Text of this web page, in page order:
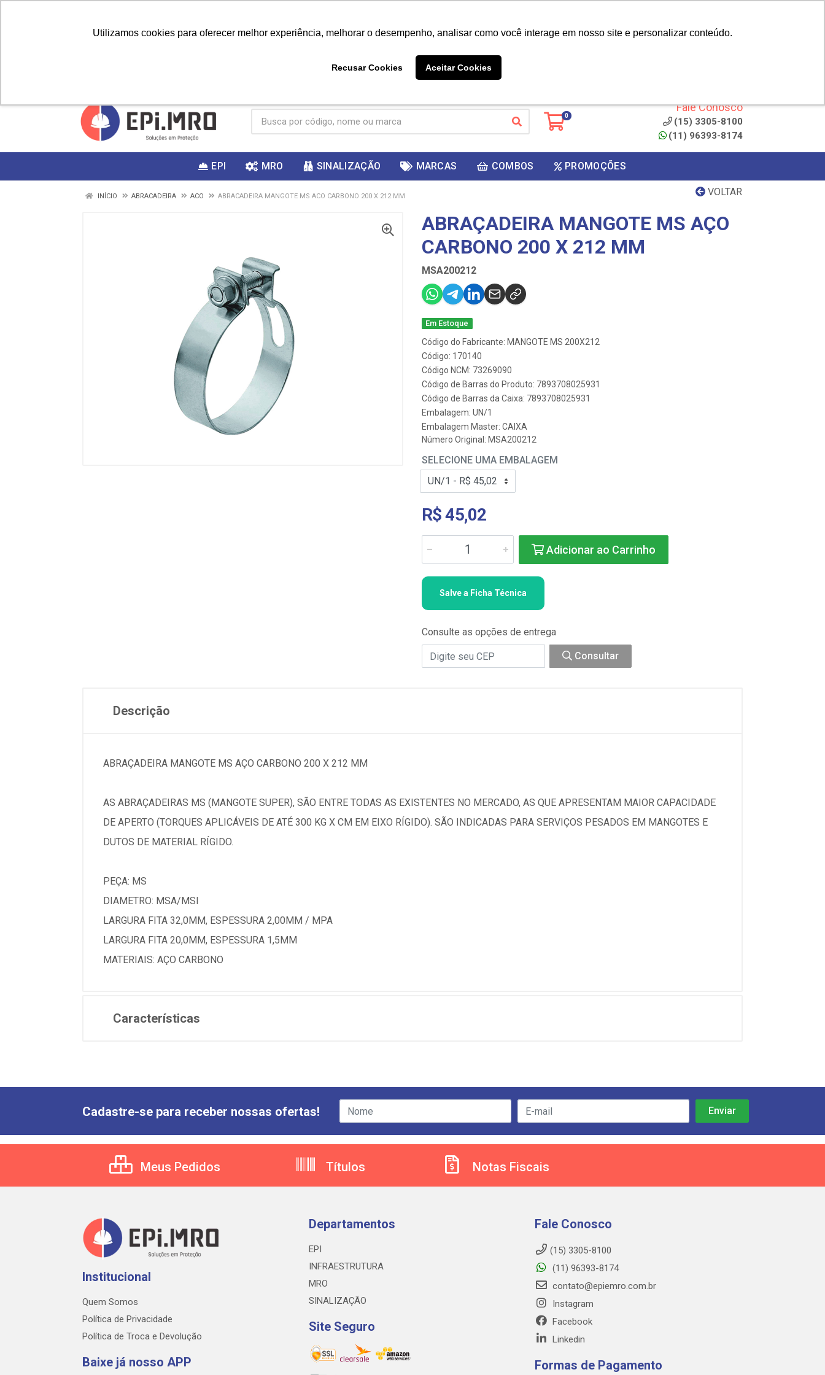
Utilizamos cookies para oferecer melhor experiência, melhorar o desempenho, analisar como você interage em nosso site e personalizar conteúdo.
Recusar Cookies Aceitar Cookies
ganhar
0
Fale Conosco
(15) 3305-8100
(11) 96393-8174
EPI MRO SINALIZAÇÃO MARCAS COMBOS PROMOÇÕES
VOLTAR
INÍCIO ABRACADEIRA ACO ABRACADEIRA MANGOTE MS ACO CARBONO 200 X 212 MM
ABRAÇADEIRA MANGOTE MS AÇO
CARBONO 200 X 212 MM
MSA200212
Em Estoque
Código do Fabricante: MANGOTE MS 200X212
Código: 170140
Código NCM: 73269090
Código de Barras do Produto: 7893708025931
Código de Barras da Caixa: 7893708025931
Embalagem: UN/1
Embalagem Master: CAIXA
Número Original: MSA200212
SELECIONE UMA EMBALAGEM
R$ 45,02
Adicionar ao Carrinho
Salve a Ficha Técnica
Consulte as opções de entrega
Consultar
Descrição
ABRAÇADEIRA MANGOTE MS AÇO CARBONO 200 X 212 MM
AS ABRAÇADEIRAS MS (MANGOTE SUPER), SÃO ENTRE TODAS AS EXISTENTES NO MERCADO, AS QUE APRESENTAM MAIOR CAPACIDADE
DE APERTO (TORQUES APLICÁVEIS DE ATÉ 300 KG X CM EM EIXO RÍGIDO). SÃO INDICADAS PARA SERVIÇOS PESADOS EM MANGOTES E
DUTOS DE MATERIAL RÍGIDO.
PEÇA: MS
DIAMETRO: MSA/MSI
LARGURA FITA 32,0MM, ESPESSURA 2,00MM / MPA
LARGURA FITA 20,0MM, ESPESSURA 1,5MM
MATERIAIS: AÇO CARBONO
Características
Cadastre-se para receber nossas ofertas!
Meus Pedidos Títulos Notas Fiscais
Institucional
Quem Somos
Política de Privacidade
Política de Troca e Devolução
Baixe já nosso APP
Departamentos
EPI
INFRAESTRUTURA
MRO
SINALIZAÇÃO
Site Seguro
Fale Conosco
(15) 3305-8100
(11) 96393-8174
contato@epiemro.com.br
Instagram
Facebook
Linkedin
Formas de Pagamento